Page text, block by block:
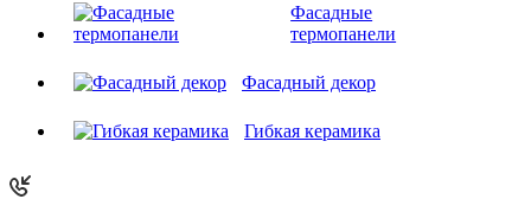
Фасадные
термопанели
Фасадный декор
Гибкая керамика